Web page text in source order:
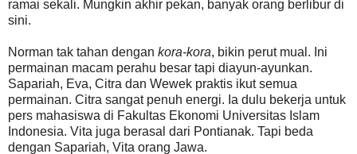
ramai sekali. Mungkin akhir pekan, banyak orang berlibur di
sini.
Norman tak tahan dengan kora-kora, bikin perut mual. Ini
permainan macam perahu besar tapi diayun-ayunkan.
Sapariah, Eva, Citra dan Wewek praktis ikut semua
permainan. Citra sangat penuh energi. Ia dulu bekerja untuk
pers mahasiswa di Fakultas Ekonomi Universitas Islam
Indonesia. Vita juga berasal dari Pontianak. Tapi beda
dengan Sapariah, Vita orang Jawa.